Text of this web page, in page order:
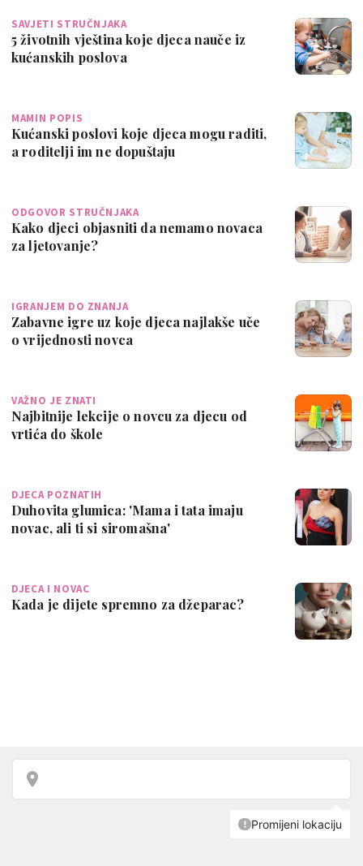
SAVJETI STRUČNJAKA
5 životnih vještina koje djeca nauče iz
kućanskih poslova
MAMIN POPIS
Kućanski poslovi koje djeca mogu raditi,
a roditelji im ne dopuštaju
ODGOVOR STRUČNJAKA
Kako djeci objasniti da nemamo novaca
za ljetovanje?
IGRANJEM DO ZNANJA
Zabavne igre uz koje djeca najlakše uče
o vrijednosti novca
VAŽNO JE ZNATI
Najbitnije lekcije o novcu za djecu od
vrtića do škole
DJECA POZNATIH
Duhovita glumica: 'Mama i tata imaju
novac, ali ti si siromašna'
DJECA I NOVAC
Kada je dijete spremno za džeparac?